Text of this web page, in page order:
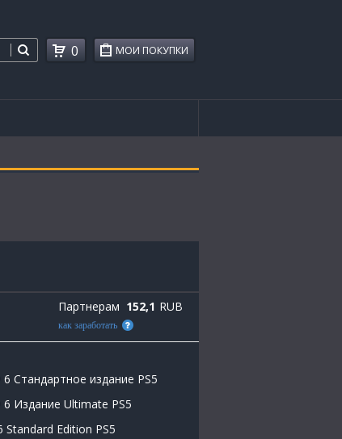
МОИ ПОКУПКИ
0
Партнерам 152,1 RUB
как заработать
Стандартное издание PS5
Издание Ultimate PS5
Edition PS5